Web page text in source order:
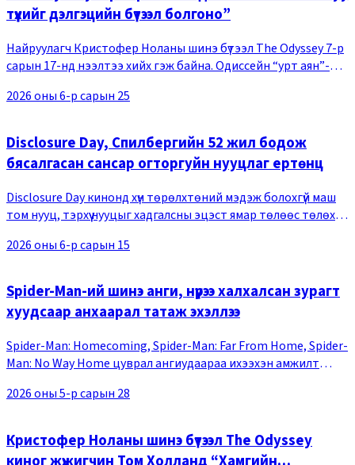
түүхийг дэлгэцийн бүтээл болгоно”
Найруулагч Кристофер Ноланы шинэ бүтээл The Odyssey 7-р
сарын 17-нд нээлтээ хийх гэж байна. Одиссейн “урт аян”-ыг
домогт баатар Одиссейн эх нутгаа зо
2026 оны 6-р сарын 25
Disclosure Day, Спилбергийн 52 жил бодож
бясалгасан сансар огторгуйн нууцлаг ертөнц
Disclosure Day кинонд хүн төрөлхтөний мэдэж болохгүй маш
том нууц, тэрхүү нууцыг хадгалсны эцэст ямар төлөөс төлөх
санаанаас сэдэвлэн, Jurassic Park
2026 оны 6-р сарын 15
Spider-Man-ий шинэ анги, нүүрээ халхалсан зурагт
хуудсаар анхаарал татаж эхэллээ
Spider-Man: Homecoming, Spider-Man: Far From Home, Spider-
Man: No Way Home цуврал ангиудаараа ихээхэн амжилт
хийх гэж байна. &nbsp;Саяхан
2026 оны 5-р сарын 28
Кристофер Ноланы шинэ бүтээл The Odyssey
киног жүжигчин Том Холланд “Хамгийн